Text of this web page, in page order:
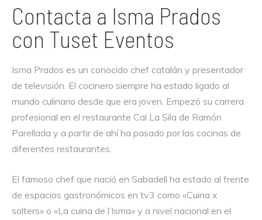
Contacta a Isma Prados
con Tuset Eventos
Isma Prados es un conocido chef catalán y presentador
de televisión. El cocinero siempre ha estado ligado al
mundo culinario desde que era joven. Empezó su carrera
profesional en el restaurante Cal La Sila de Ramón
Parellada y a partir de ahí ha pasado por las cocinas de
diferentes restaurantes.
El famoso chef que nació en Sabadell ha estado al frente
de espacios gastronómicos en tv3 como «Cuina x
solters» o «La cuina de l’Isma» y a nivel nacional en el